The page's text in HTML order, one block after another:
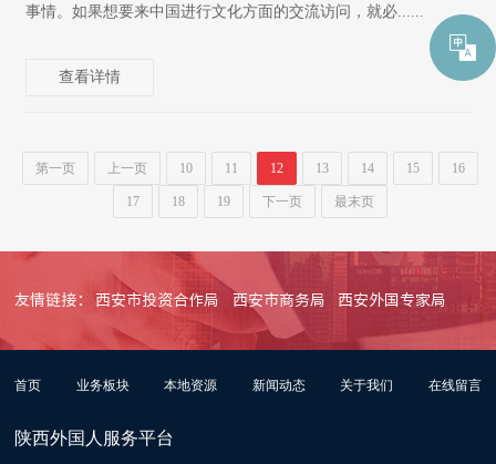
事情。如果想要来中国进行文化方面的交流访问，就必......
查看详情
第一页 上一页 10 11 12 13 14 15 16
17 18 19 下一页 最末页
友情链接： 西安市投资合作局 西安市商务局 西安外国专家局
首页 业务板块 本地资源 新闻动态 关于我们 在线留言
陕西外国人服务平台